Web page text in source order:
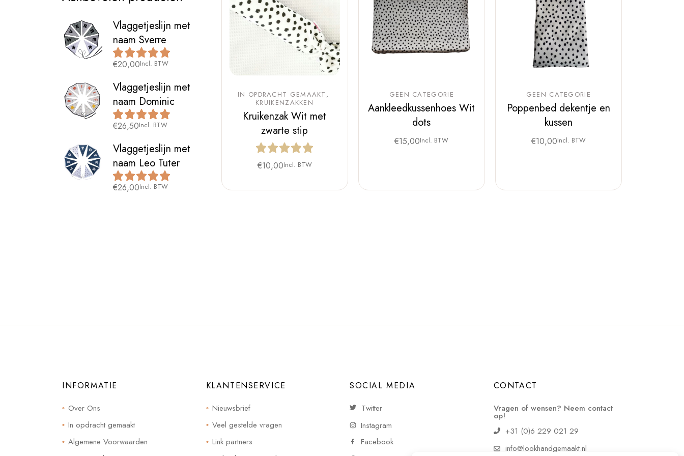
IN OPDRACHT GEMAAKT
KRUIKENZAKKEN
Kruikenzak Wit met
zwarte stip
€10,00Incl. BTW
GEEN CATEGORIE
Aankleedkussenhoes Wit
dots
€15,00Incl. BTW
GEEN CATEGORIE
Poppenbed dekentje en
kussen
€10,00Incl. BTW
Vlaggetjeslijn met
naam Sverre
€20,00Incl. BTW
Vlaggetjeslijn met
naam Dominic
€26,50Incl. BTW
Vlaggetjeslijn met
naam Leo Tuter
€26,00Incl. BTW
INFORMATIE
Over Ons
In opdracht gemaakt
Algemene Voorwaarden
KLANTENSERVICE
Nieuwsbrief
Veel gestelde vragen
Link partners
SOCIAL MEDIA
Twitter
Instagram
Facebook
CONTACT
Vragen of wensen? Neem contact
op!
+31 (0)6 229 021 29
info@lookhandgemaakt.nl